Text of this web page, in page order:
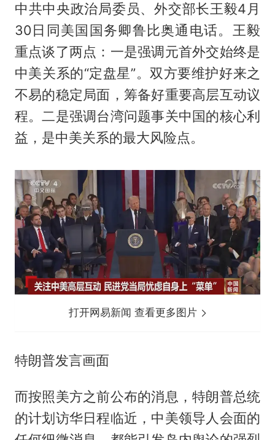
中共中央政治局委员、外交部长王毅4月
30日同美国国务卿鲁比奥通电话。王毅
重点谈了两点：一是强调元首外交始终是
中美关系的“定盘星”。双方要维护好来之
不易的稳定局面，筹备好重要高层互动议
程。二是强调台湾问题事关中国的核心利
益，是中美关系的最大风险点。
打开网易新闻 查看更多图片
特朗普发言画面
而按照美方之前公布的消息，特朗普总统
的计划访华日程临近，中美领导人会面的